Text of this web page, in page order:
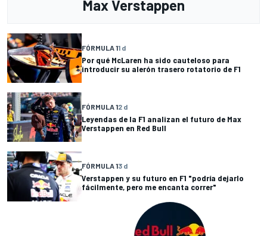
Max Verstappen
FÓRMULA 11 d
Por qué McLaren ha sido cauteloso para
introducir su alerón trasero rotatorio de F1
FÓRMULA 12 d
Leyendas de la F1 analizan el futuro de Max
Verstappen en Red Bull
FÓRMULA 13 d
Verstappen y su futuro en F1 "podría dejarlo
fácilmente, pero me encanta correr"